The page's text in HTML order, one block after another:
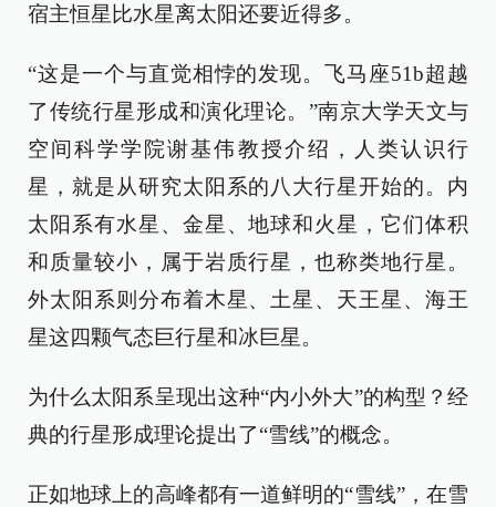
宿主恒星比水星离太阳还要近得多。
“这是一个与直觉相悖的发现。飞马座51b超越
了传统行星形成和演化理论。”南京大学天文与
空间科学学院谢基伟教授介绍，人类认识行
星，就是从研究太阳系的八大行星开始的。内
太阳系有水星、金星、地球和火星，它们体积
和质量较小，属于岩质行星，也称类地行星。
外太阳系则分布着木星、土星、天王星、海王
星这四颗气态巨行星和冰巨星。
为什么太阳系呈现出这种“内小外大”的构型？经
典的行星形成理论提出了“雪线”的概念。
正如地球上的高峰都有一道鲜明的“雪线”，在雪